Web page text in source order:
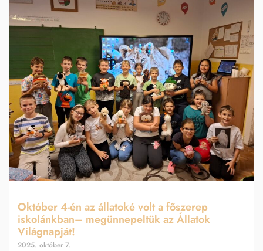
Október 4-én az állatoké volt a főszerep
iskolánkban– megünnepeltük az Állatok
Világnapját!
2025. október 7.